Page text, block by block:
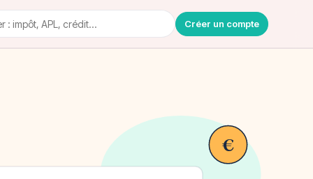
Créer un compte
€